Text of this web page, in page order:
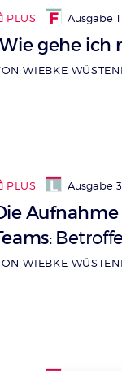
PLUS Ausgabe
gehe ich
WIEBKE
PLUS Ausgabe
:
WIEBKE